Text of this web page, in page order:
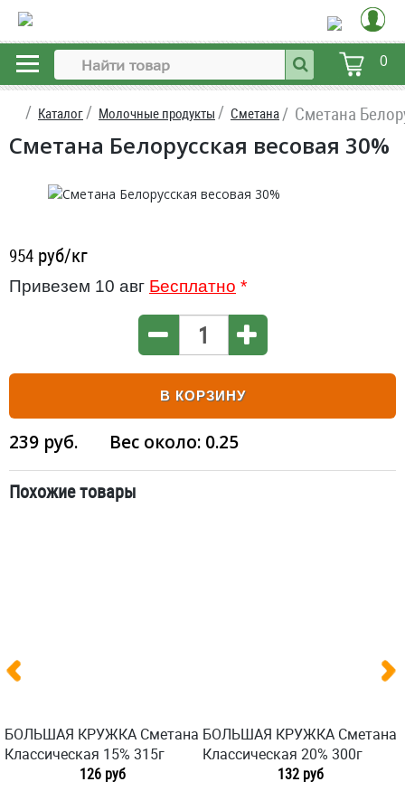
0
Каталог Молочные продукты Сметана Сметана
Сметана Белорусская весовая 30%
954 руб/кг
Привезем 10 авг Бесплатно *
В КОРЗИНУ
239 руб. Вес около: 0.25
Похожие товары
БОЛЬШАЯ КРУЖКА Сметана
Классическая 15% 315г
126 руб
БОЛЬШАЯ КРУЖКА Сметана
Классическая 20% 300г
132 руб